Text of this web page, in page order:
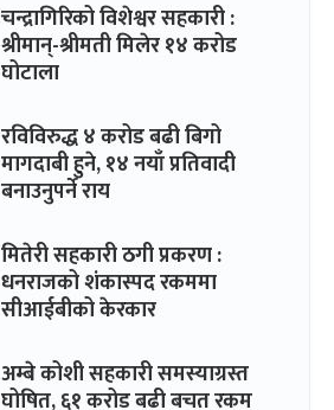
चन्द्रागिरिको विशेश्वर सहकारी :
श्रीमान्-श्रीमती मिलेर १४ करोड
घोटाला
रविविरुद्ध ४ करोड बढी बिगो
मागदाबी हुने, १४ नयाँ प्रतिवादी
बनाउनुपर्ने राय
मितेरी सहकारी ठगी प्रकरण :
धनराजको शंकास्पद रकममा
सीआईबीको केरकार
अम्बे कोशी सहकारी समस्याग्रस्त
घोषित, ६१ करोड बढी बचत रकम